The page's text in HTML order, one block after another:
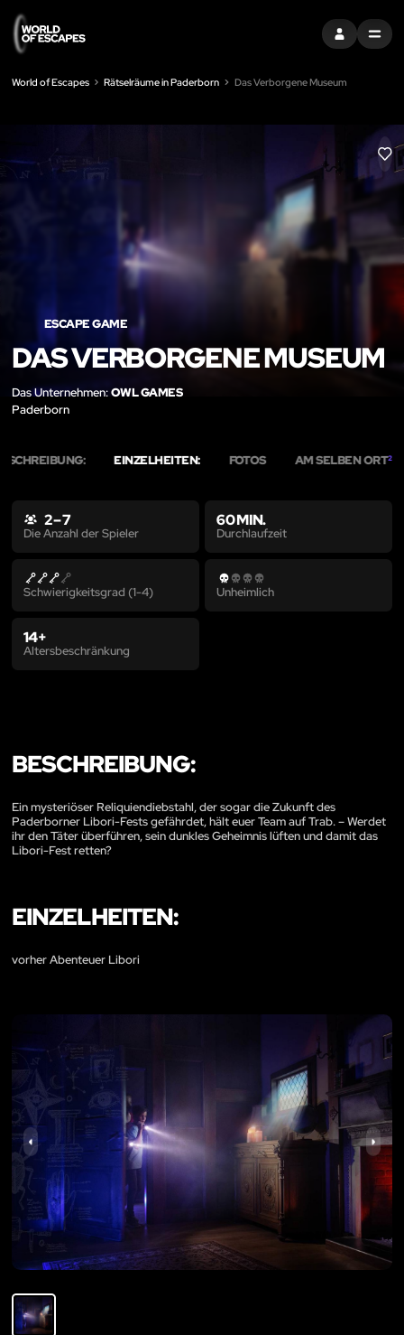
EINTRAGEN
MENU
World of Escapes Rätselräume in Paderborn Das Verborgene Museum
LIKE
ESCAPE GAME
DAS VERBORGENE MUSEUM
Das Unternehmen:OWL GAMES
Paderborn
EINZELHEITEN: FOTOS AM SELBEN ORT2
2 – 7
Die Anzahl der Spieler
60 MIN.
Durchlaufzeit
Schwierigkeitsgrad (1-4) Unheimlich
14+
Altersbeschränkung
BESCHREIBUNG:
Ein mysteriöser Reliquiendiebstahl, der sogar die Zukunft des
Paderborner Libori-Fests gefährdet, hält euer Team auf Trab. – Werdet
ihr den Täter überführen, sein dunkles Geheimnis lüften und damit das
Libori-Fest retten?
EINZELHEITEN:
vorher Abenteuer Libori